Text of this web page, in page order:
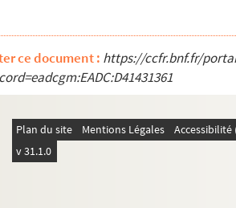
ce document : https://ccfr.bnf.fr/
Plan du site Mentions Légales
v 31.1.0